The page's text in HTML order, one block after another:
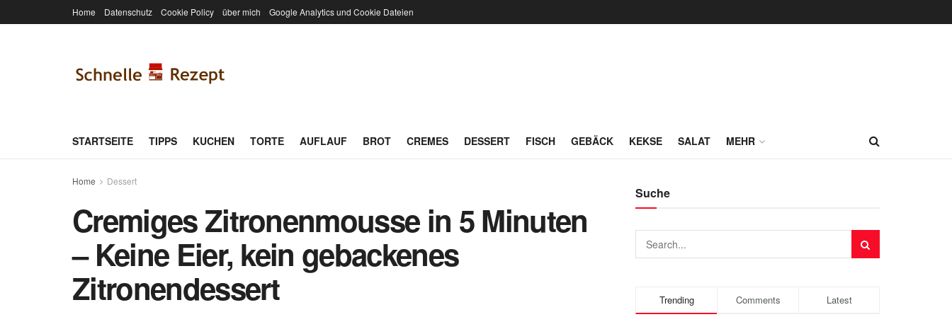
Home Datenschutz Cookie Policy über mich Google Analytics und Cookie Dateien
STARTSEITE TIPPS KUCHEN TORTE AUFLAUF BROT CREMES DESSERT FISCH GEBÄCK KEKSE SALAT MEHR
Home Dessert
Cremiges Zitronenmousse in 5 Minuten
– Keine Eier, kein gebackenes
Zitronendessert
Suche
Trending Comments Latest